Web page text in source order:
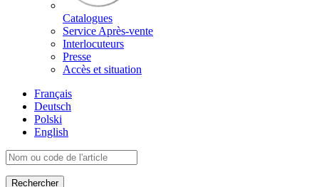
Catalogues
Service Après-vente
Interlocuteurs
Presse
Accès et situation
Français
Deutsch
Polski
English